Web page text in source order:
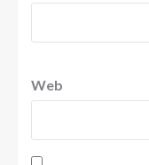
Web